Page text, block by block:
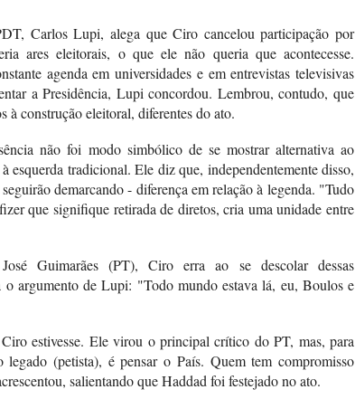
Carlos Lupi, alega que Ciro cancelou participação por
ares eleitorais, o que ele não queria que acontecesse.
agenda em universidades e em entrevistas televisivas
a Presidência, Lupi concordou. Lembrou, contudo, que
à construção eleitoral, diferentes do ato.
não foi modo simbólico de se mostrar alternativa ao
esquerda tradicional. Ele diz que, independentemente disso,
demarcando - diferença em relação à legenda. "Tudo
que signifique retirada de diretos, cria uma unidade entre
Guimarães (PT), Ciro erra ao se descolar dessas
o argumento de Lupi: "Todo mundo estava lá, eu, Boulos e
estivesse. Ele virou o principal crítico do PT, mas, para
(petista), é pensar o País. Quem tem compromisso
salientando que Haddad foi festejado no ato.